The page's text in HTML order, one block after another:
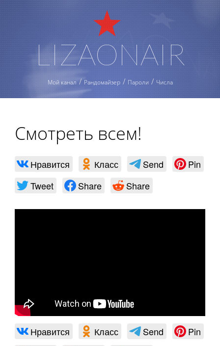
LIZAONAIR
Мой канал Рандомайзер Пароли Числа
Смотреть всем!
Нравится Класс Send
Pin
Tweet
Share Share
Нравится Класс Send
Pin